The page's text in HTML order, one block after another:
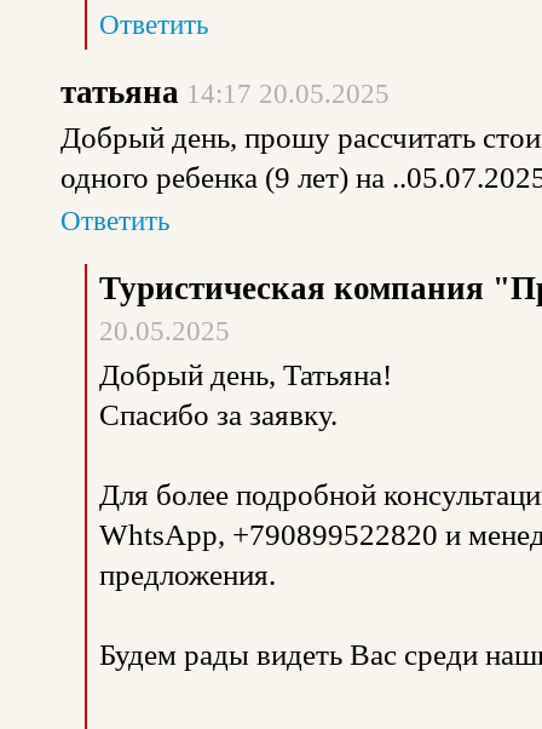
Ответить
татьяна 14:17 20.05.2025
Добрый день, прошу рассчитать
одного ребенка (9 лет) на
Ответить
Туристическая компания
20.05.2025
Добрый день, Татьяна!
Спасибо за заявку.
Для более подробной
WhtsApp, +790899522820 и
предложения.
Будем рады видеть Вас среди